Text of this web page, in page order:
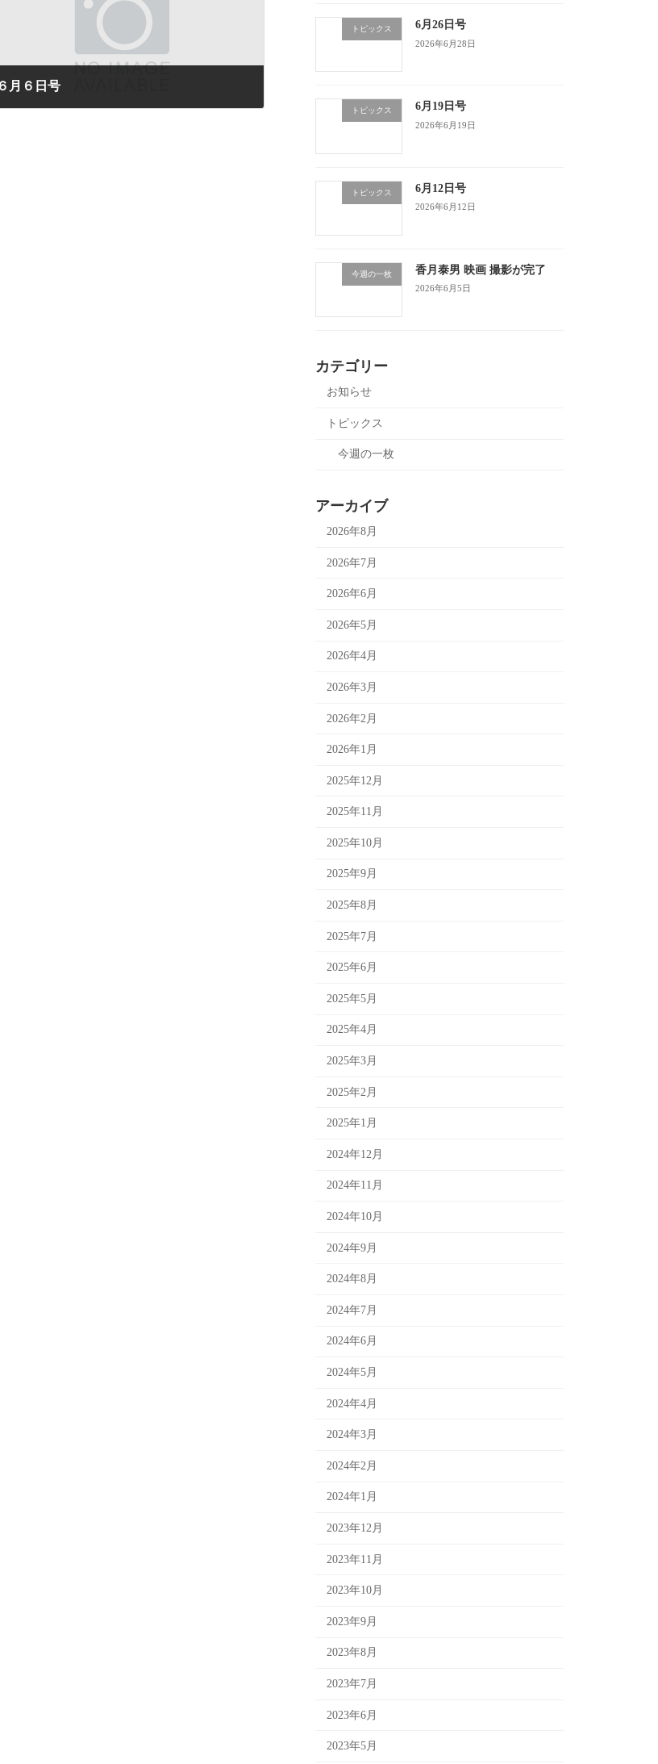
６月６日号
トピックス 6月26日号
2026年6月28日
トピックス 6月19日号
2026年6月19日
トピックス 6月12日号
2026年6月12日
今週の一枚 香月泰男 映画 撮影が完了
2026年6月5日
カテゴリー
お知らせ
トピックス
今週の一枚
アーカイブ
2026年8月
2026年7月
2026年6月
2026年5月
2026年4月
2026年3月
2026年2月
2026年1月
2025年12月
2025年11月
2025年10月
2025年9月
2025年8月
2025年7月
2025年6月
2025年5月
2025年4月
2025年3月
2025年2月
2025年1月
2024年12月
2024年11月
2024年10月
2024年9月
2024年8月
2024年7月
2024年6月
2024年5月
2024年4月
2024年3月
2024年2月
2024年1月
2023年12月
2023年11月
2023年10月
2023年9月
2023年8月
2023年7月
2023年6月
2023年5月